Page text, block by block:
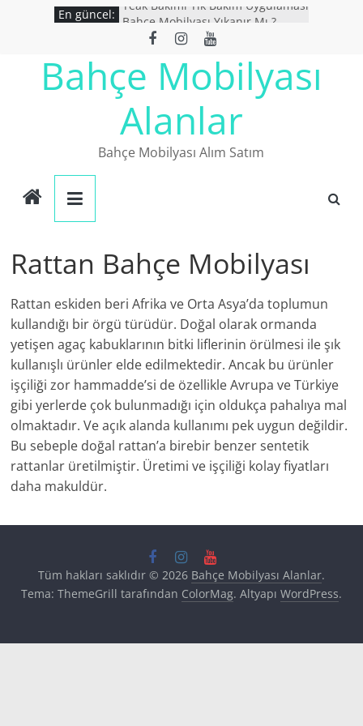
En güncel:
Teak Bakımı Tik Bakım Uygulaması
Bahçe Mobilyası Yıkanır Mı ?
İkinci El Bahçe Mobilyaları
Ucuz Bahçe mobilyaları
Bahçe Mobilyası
Alanlar
Bahçe Mobilyası Alım Satım
Rattan Bahçe Mobilyası
Rattan eskiden beri Afrika ve Orta Asya’da toplumun
kullandığı bir örgü türüdür. Doğal olarak ormanda
yetişen agaç kabuklarının bitki liflerinin örülmesi ile şık
kullanışlı ürünler elde edilmektedir. Ancak bu ürünler
işçiliği zor hammadde’si de özellikle Avrupa ve Türkiye
gibi yerlerde çok bulunmadığı için oldukça pahalıya mal
olmaktadır. Ve açık alanda kullanımı pek uygun değildir.
Bu sebeple doğal rattan’a birebir benzer sentetik
rattanlar üretilmiştir. Üretimi ve işçiliği kolay fiyatları
daha makuldür.
Tüm hakları saklıdır © 2026 Bahçe Mobilyası Alanlar.
Tema: ThemeGrill tarafından ColorMag. Altyapı WordPress.